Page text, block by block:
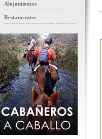
Alojamientos
Restaurantes